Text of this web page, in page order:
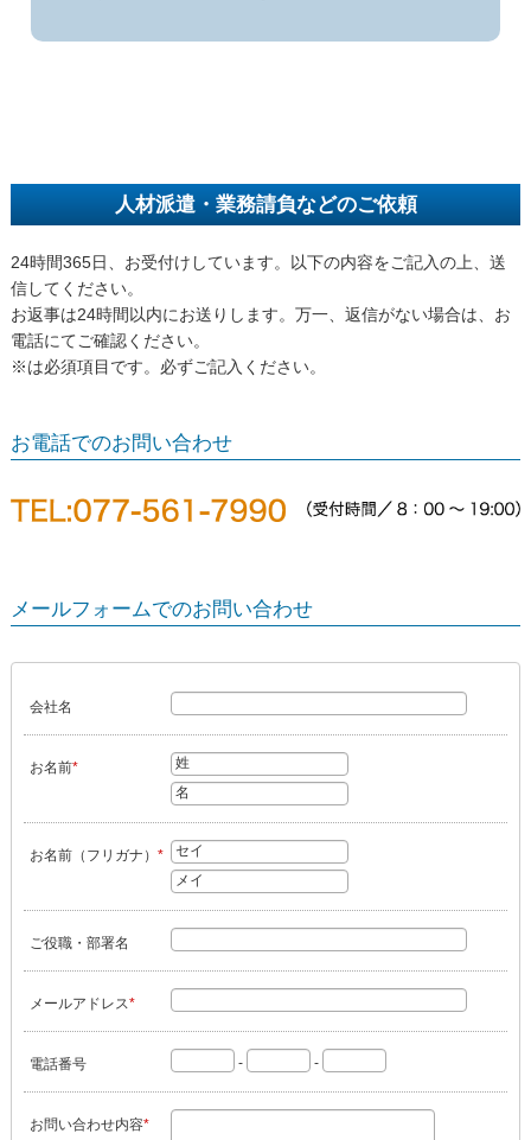
人材派遣・業務請負などのご依頼
24時間365日、お受付けしています。以下の内容をご記入の上、送
信してください。
お返事は24時間以内にお送りします。万一、返信がない場合は、お
電話にてご確認ください。
※は必須項目です。必ずご記入ください。
お電話でのお問い合わせ
メールフォームでのお問い合わせ
会社名
お名前*
お名前（フリガナ） *
ご役職・部署名
メールアドレス*
電話番号 - -
お問い合わせ内容*